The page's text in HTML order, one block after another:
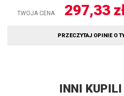
TWOJA CENA 297,33
PRZECZYTAJ OPINIE O
INNI